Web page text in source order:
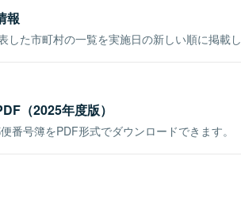
報
した市町村の一覧を実施日の新しい順に掲載し
（2025年度版）
番号簿をPDF形式でダウンロードできます。